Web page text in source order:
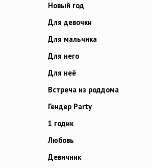
Новый год
Для девочки
Для мальчика
Для него
Для неё
Встреча из роддома
Гендер Party
1 годик
Любовь
Девичник